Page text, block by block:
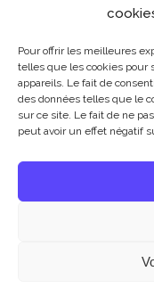
Pour offrir les meilleures
telles que les cookies pour
appareils. Le fait de
des données telles que le
sur ce site. Le fait de ne
peut avoir un effet négatif